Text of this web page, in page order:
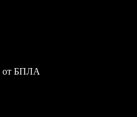
от БПЛА